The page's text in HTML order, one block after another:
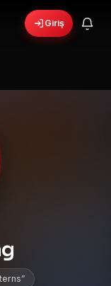
Giriş